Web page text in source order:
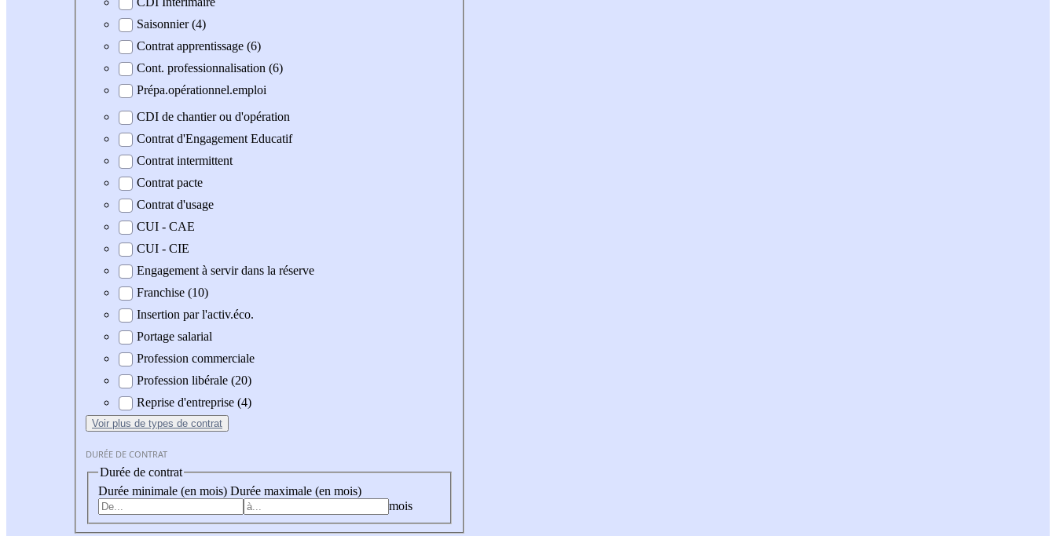
Saisonnier (4)
Contrat apprentissage (6)
Cont. professionnalisation (6)
Prépa.opérationnel.emploi
CDI de chantier ou d'opération
Contrat d'Engagement Educatif
Contrat intermittent
Contrat pacte
Contrat d'usage
CUI - CAE
CUI - CIE
Engagement à servir dans la réserve
Franchise (10)
Insertion par l'activ.éco.
Portage salarial
Profession commerciale
Profession libérale (20)
Reprise d'entreprise (4)
Voir plus de types de contrat
DURÉE DE CONTRAT
Durée de contrat
Durée minimale (en mois) Durée maximale (en mois)
mois